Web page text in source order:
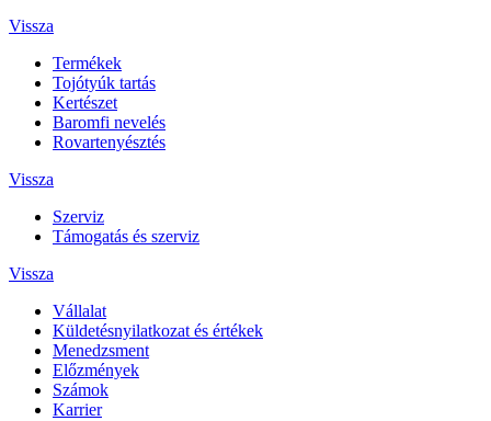
Vissza
Termékek
Tojótyúk tartás
Kertészet
Baromfi nevelés
Rovartenyésztés
Vissza
Szerviz
Támogatás és szerviz
Vissza
Vállalat
Küldetésnyilatkozat és értékek
Menedzsment
Előzmények
Számok
Karrier